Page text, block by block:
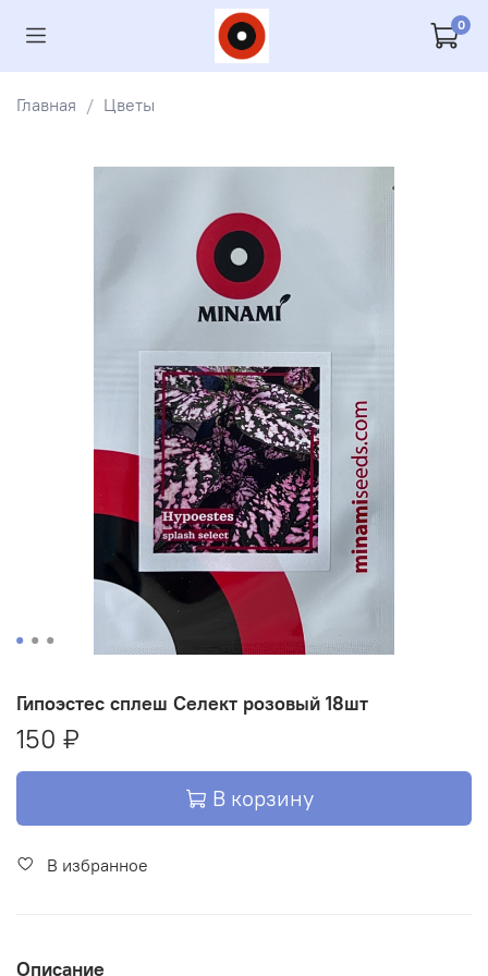
0
Главная Цветы
Гипоэстес сплеш Селект розовый 18шт
150 ₽
В корзину
В избранное
Описание